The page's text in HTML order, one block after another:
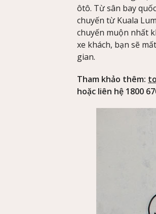
ôtô. Từ sân bay
chuyến từ Kuala
chuyến muộn nhất
xe khách, bạn sẽ
gian.
Tham khảo thêm:
hoặc liên hệ 1800